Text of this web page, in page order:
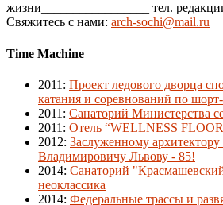
жизни_________________ тел.
Свяжитесь с нами: arch-sochi@mail.ru
Time Machine
2011 : Проект ледового дворца
катания и соревнований по
2011 : Санаторий Министерства
2011 : Отель “WELLNESS
2012: Заслуженному
Владимировичу Львову - 85!
2014: Санаторий
неоклассика
2014: Федеральные трассы и